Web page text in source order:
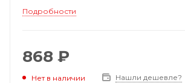
Подробности
868 ₽
Нет в наличии Нашли дешевле?